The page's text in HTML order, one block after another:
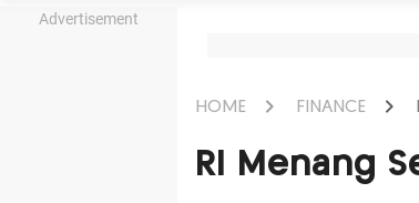
Advertisement
HOME FINANCE
RI Menang